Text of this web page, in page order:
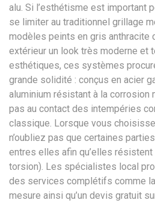
alu. Si l’esthétisme est important
se limiter au traditionnel grillage
modèles peints en gris anthracite
extérieur un look très moderne et
esthétiques, ces systèmes
grande solidité : conçus en acier
aluminium résistant à la corrosion
pas au contact des intempéries
classique. Lorsque vous
n’oubliez pas que certaines
entres elles afin qu’elles
torsion). Les spécialistes local
des services complétifs comme
mesure ainsi qu’un devis gratuit